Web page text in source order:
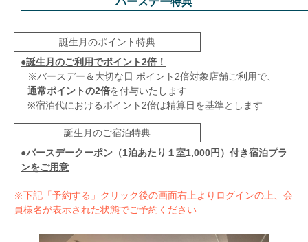
誕生月のポイント特典
●誕生月のご利用でポイント2倍！
※バースデー＆大切な日 ポイント2倍対象店舗ご利用で、
通常ポイントの2倍を付与いたします
※宿泊代におけるポイント2倍は精算日を基準とします
誕生月のご宿泊特典
●バースデークーポン（1泊あたり１室1,000円）付き宿泊プラ
ンをご用意
※下記「予約する」クリック後の画面右上よりログインの上、会
員様名が表示された状態でご予約ください